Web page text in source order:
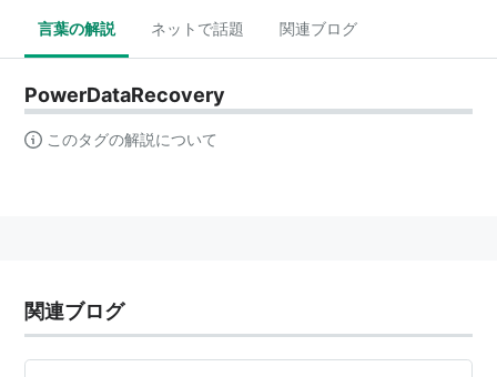
言葉の解説 ネットで話題 関連ブログ
PowerDataRecovery
このタグの解説について
関連ブログ